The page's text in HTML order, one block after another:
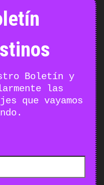
Boletín y
las
que vayamos